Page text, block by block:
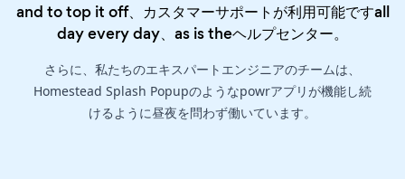
and to top it off、カスタマーサポートが利用可能ですall
day every day、as is theヘルプセンター。
さらに、私たちのエキスパートエンジニアのチームは、
Homestead Splash Popupのようなpowrアプリが機能し続
けるように昼夜を問わず働いています。